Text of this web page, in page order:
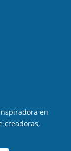
en
creadoras,